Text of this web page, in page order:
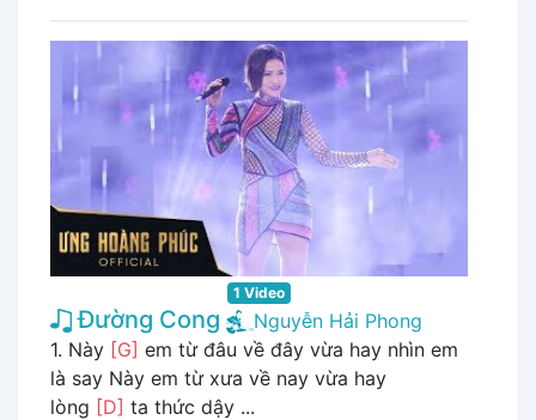
1 Video
Đường Cong
Nguyễn Hải Phong
1. Này [G] em từ đâu về đây vừa hay nhìn em
là say Này em từ xưa về nay vừa hay
lòng [D] ta thức dậy ...